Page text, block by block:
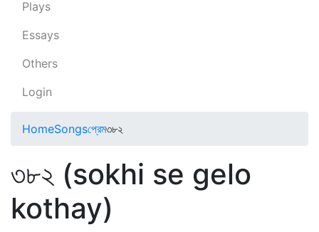
Plays
Essays
Others
Login
HomeSongsপ্রেম৩৮২
৩৮২ (sokhi se gelo
kothay)